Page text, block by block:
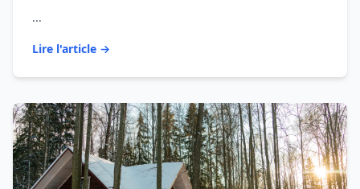
...
Lire l'article →